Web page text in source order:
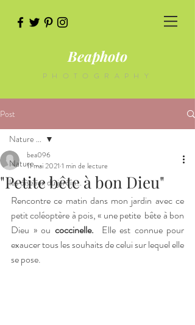
Beaphoto
PHOTOGRAPHY
Post
Nature ...
les oiseaux du jardin...
Nature ...
"Petite bête à bon Dieu"
bea096
11 mai 2021 1 min de lecture
Rencontre ce matin dans mon jardin avec ce
petit coléoptère à pois, « une petite  bête à bon
Dieu » ou coccinelle.
Elle est connue pour
exaucer tous les souhaits de celui sur lequel elle
se pose.